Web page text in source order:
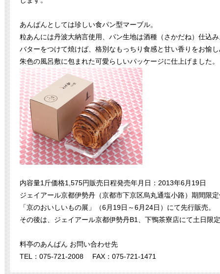
あんぱんとしては珍しい食パン型マーブル。
粒あんには丹波大納言使用、パン生地は酒種（さかだね）仕込
バターをつけて焼けば、格別なもっちり食感と甘い香りをお愉
朱色の風呂敷に包まれた可愛らしいパッケージに仕上げました。
内容量1斤価格1,575円販売日程発売年月日：2013年6月19日
ジェイアール京都伊勢丹（京都市下京区烏丸通塩小路）期間限
「京のおいしいもの展」（6月19日～6月24日）にて先行販売。
その後は、ジェイアール京都伊勢丹B1、下鴨茶寮店にて土日限
料亭のあんぱん お問い合わせ先
TEL：075-721-2008 FAX：075-721-1471